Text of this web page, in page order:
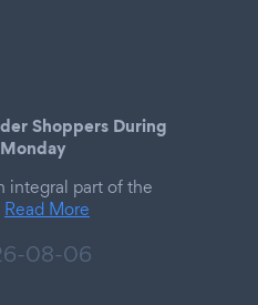
Shoppers During
integral part of the
Read More
08-06